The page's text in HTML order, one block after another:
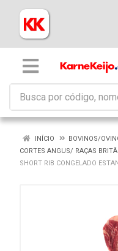
INÍCIO
BOVINOS/
CORTES ANGUS/ RAÇAS
SHORT RIB CONGELADO